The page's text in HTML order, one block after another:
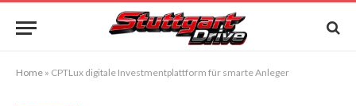
Home » CPTLux digitale Investmentplattform für smarte Anleger